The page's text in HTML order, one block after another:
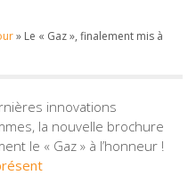
» Le « Gaz », finalement mis à
innovations
la nouvelle brochure
le « Gaz » à l’honneur !